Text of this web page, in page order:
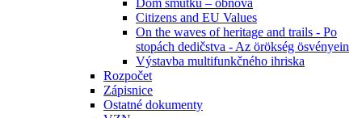
Dom smútku – obnova
Citizens and EU Values
On the waves of heritage and trails - Po
stopách dedičstva - Az örökség ösvényein
Výstavba multifunkčného ihriska
Rozpočet
Zápisnice
Ostatné dokumenty